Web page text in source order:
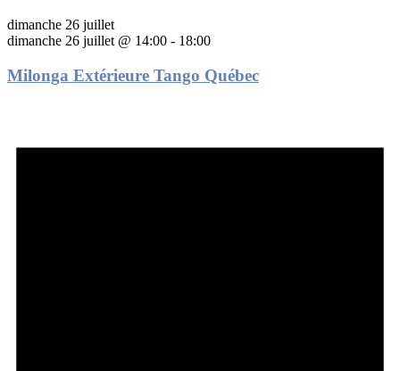
dimanche 26 juillet
dimanche 26 juillet @ 14:00 - 18:00
Milonga Extérieure Tango Québec